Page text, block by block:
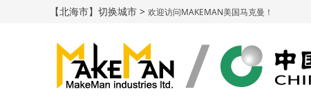
【北海市】切换城市 > 欢迎访问MAKEMAN美国马克曼！